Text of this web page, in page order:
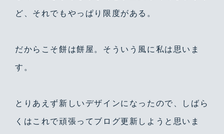
ど、それでもやっぱり限度がある。
だからこそ餅は餅屋。そういう風に私は思いま
す。
とりあえず新しいデザインになったので、しばら
くはこれで頑張ってブログ更新しようと思いま